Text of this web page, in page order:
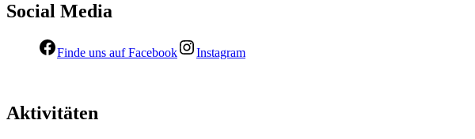
Social Media
Finde uns auf Facebook Instagram
Aktivitäten